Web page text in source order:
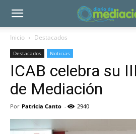
Inicio Destacados
Destacados Noticias
ICAB celebra su
de Mediación
Por Patricia Canto - 2940